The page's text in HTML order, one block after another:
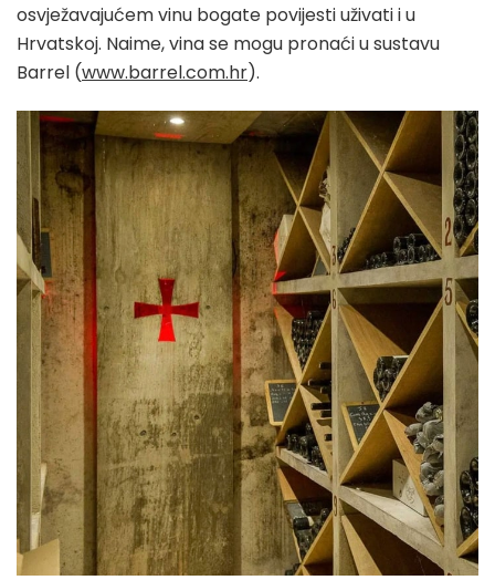
osvježavajućem vinu bogate povijesti uživati i u
Hrvatskoj. Naime, vina se mogu pronaći u sustavu
Barrel (www.barrel.com.hr).